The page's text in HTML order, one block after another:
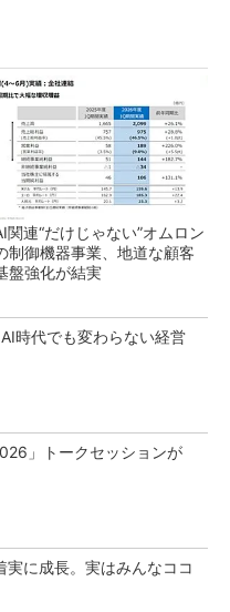
関連“だけじゃない”オムロン
制御機器事業、地道な顧客
盤強化が結実
時代でも変わらない経営
」トークセッションが
実に成長。実はみんなココ